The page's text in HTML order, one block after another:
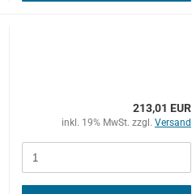
213,01 EUR
inkl. 19% MwSt. zzgl. Versand